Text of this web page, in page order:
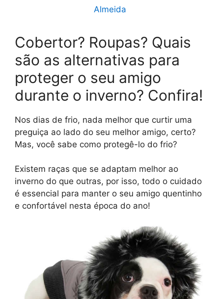
Almeida
Cobertor? Roupas? Quais
são as alternativas para
proteger o seu amigo
durante o inverno? Confira!
Nos dias de frio, nada melhor que curtir uma
preguiça ao lado do seu melhor amigo, certo?
Mas, você sabe como protegê-lo do frio?
Existem raças que se adaptam melhor ao
inverno do que outras, por isso, todo o cuidado
é essencial para manter o seu amigo quentinho
e confortável nesta época do ano!